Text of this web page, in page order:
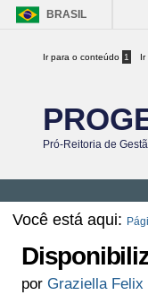
BRASIL
Ir para o conteúdo 1
Pró-Reitoria de
Você está aqui:
porGraziella Felix